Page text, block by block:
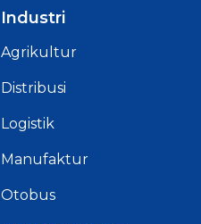
Industri
Agrikultur
Distribusi
Logistik
Manufaktur
Otobus